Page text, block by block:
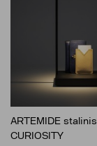
ARTEMIDE
CURIOSITY